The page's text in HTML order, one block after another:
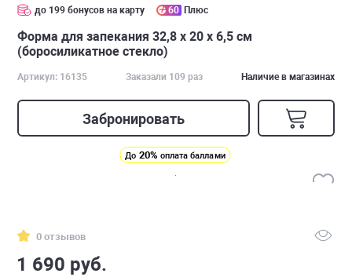
до 199 бонусов на карту 60 Плюс
Форма для запекания 32,8 x 20 х 6,5 см
(боросиликатное стекло)
Артикул: 16135 Заказали 109 раз Наличие в магазинах
Забронировать
До 20% оплата баллами
0 отзывов
1 690 руб.